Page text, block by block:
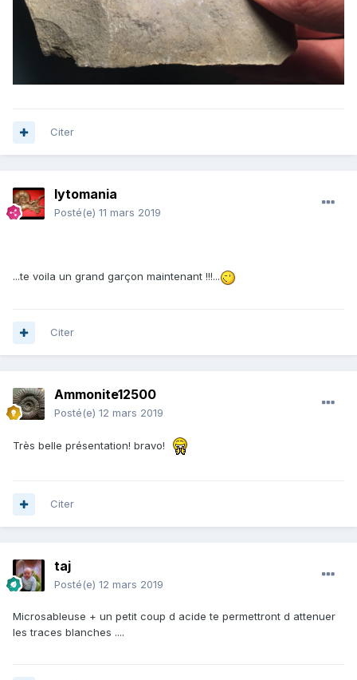
Citer
lytomania
Posté(e) 11 mars 2019
...te voila un grand garçon maintenant !!!...
Citer
Ammonite12500
Posté(e) 12 mars 2019
Très belle présentation! bravo!
Citer
taj
Posté(e) 12 mars 2019
Microsableuse + un petit coup d acide te permettront d attenuer
les traces blanches ....